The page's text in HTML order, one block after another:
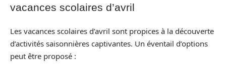
vacances scolaires d’avril
Les vacances scolaires d’avril sont propices à la découverte
d’activités saisonnières captivantes. Un éventail d’options
peut être proposé :